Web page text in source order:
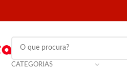
CATEGORIAS